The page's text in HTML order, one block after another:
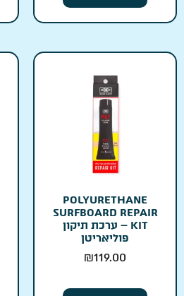
POLYURETHANE
SURFBOARD REPAIR
KIT – ערכת תיקון
פוליאריטן
₪119.00